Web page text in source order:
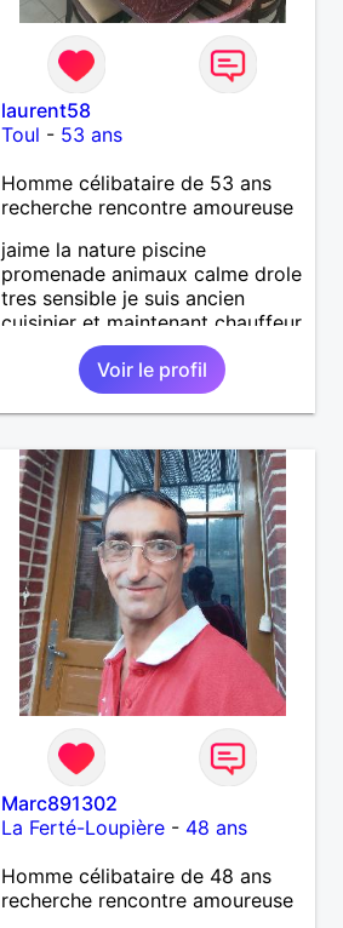
laurent58
Toul - 53 ans
Homme célibataire de 53 ans
recherche rencontre amoureuse
jaime la nature piscine
promenade animaux calme drole
tres sensible je suis ancien
cuisinier et maintenant chauffeur
de bus jai un chien et un chat
recherche relation durable
Voir le profil
Marc891302
La Ferté-Loupière - 48 ans
Homme célibataire de 48 ans
recherche rencontre amoureuse